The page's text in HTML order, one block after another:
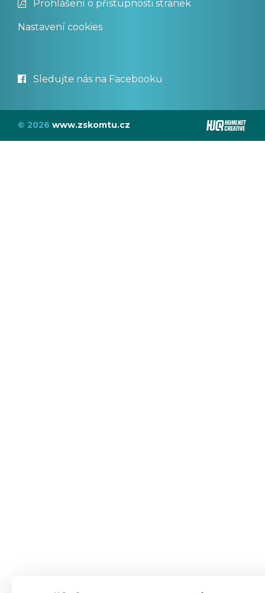
Prohlášení o přístupnosti stránek
Nastavení cookies
Sledujte nás na Facebooku
© 2026 www.zskomtu.cz